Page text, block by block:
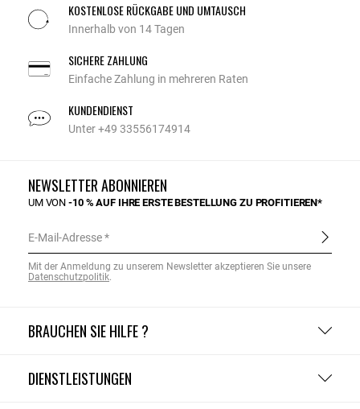
KOSTENLOSE RÜCKGABE UND UMTAUSCH
Innerhalb von 14 Tagen
SICHERE ZAHLUNG
Einfache Zahlung in mehreren Raten
KUNDENDIENST
Unter +49 33556174914
BRAUCHEN SIE HILFE ?
DIENSTLEISTUNGEN
NEWSLETTER ABONNIEREN
UM VON-10 % AUF IHRE ERSTE BESTELLUNG ZU PROFITIEREN*
E-Mail-Adresse
Mit der Anmeldung zu unserem Newsletter akzeptieren Sie unsere
Datenschutzpolitik.